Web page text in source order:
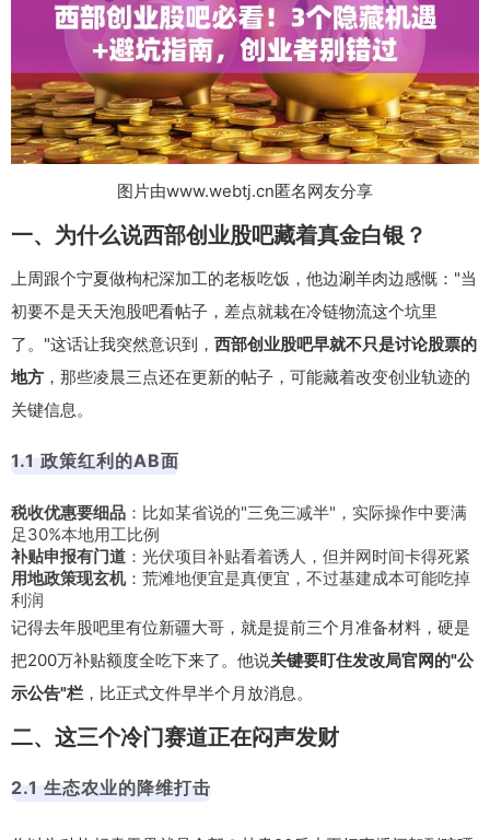
图片由www.webtj.cn匿名网友分享
一、为什么说西部创业股吧藏着真金白银？
上周跟个宁夏做枸杞深加工的老板吃饭，他边涮羊肉边感慨："当
初要不是天天泡股吧看帖子，差点就栽在冷链物流这个坑里
了。"这话让我突然意识到， 西部创业股吧早就不只是讨论股票的
地方 ，那些凌晨三点还在更新的帖子，可能藏着改变创业轨迹的
关键信息。
1.1 政策红利的AB面
税收优惠要细品 ：比如某省说的"三免三减半"，实际操作中要满
足30%本地用工比例
补贴申报有门道 ：光伏项目补贴看着诱人，但并网时间卡得死紧
用地政策现玄机：荒滩地便宜是真便宜，不过基建成本可能吃掉
利润
记得去年股吧里有位新疆大哥，就是提前三个月准备材料，硬是
把200万补贴额度全吃下来了。他说关键要盯住发改局官网的"公
示公告"栏 ，比正式文件早半个月放消息。
二、这三个冷门赛道正在闷声发财
2.1 生态农业的降维打击